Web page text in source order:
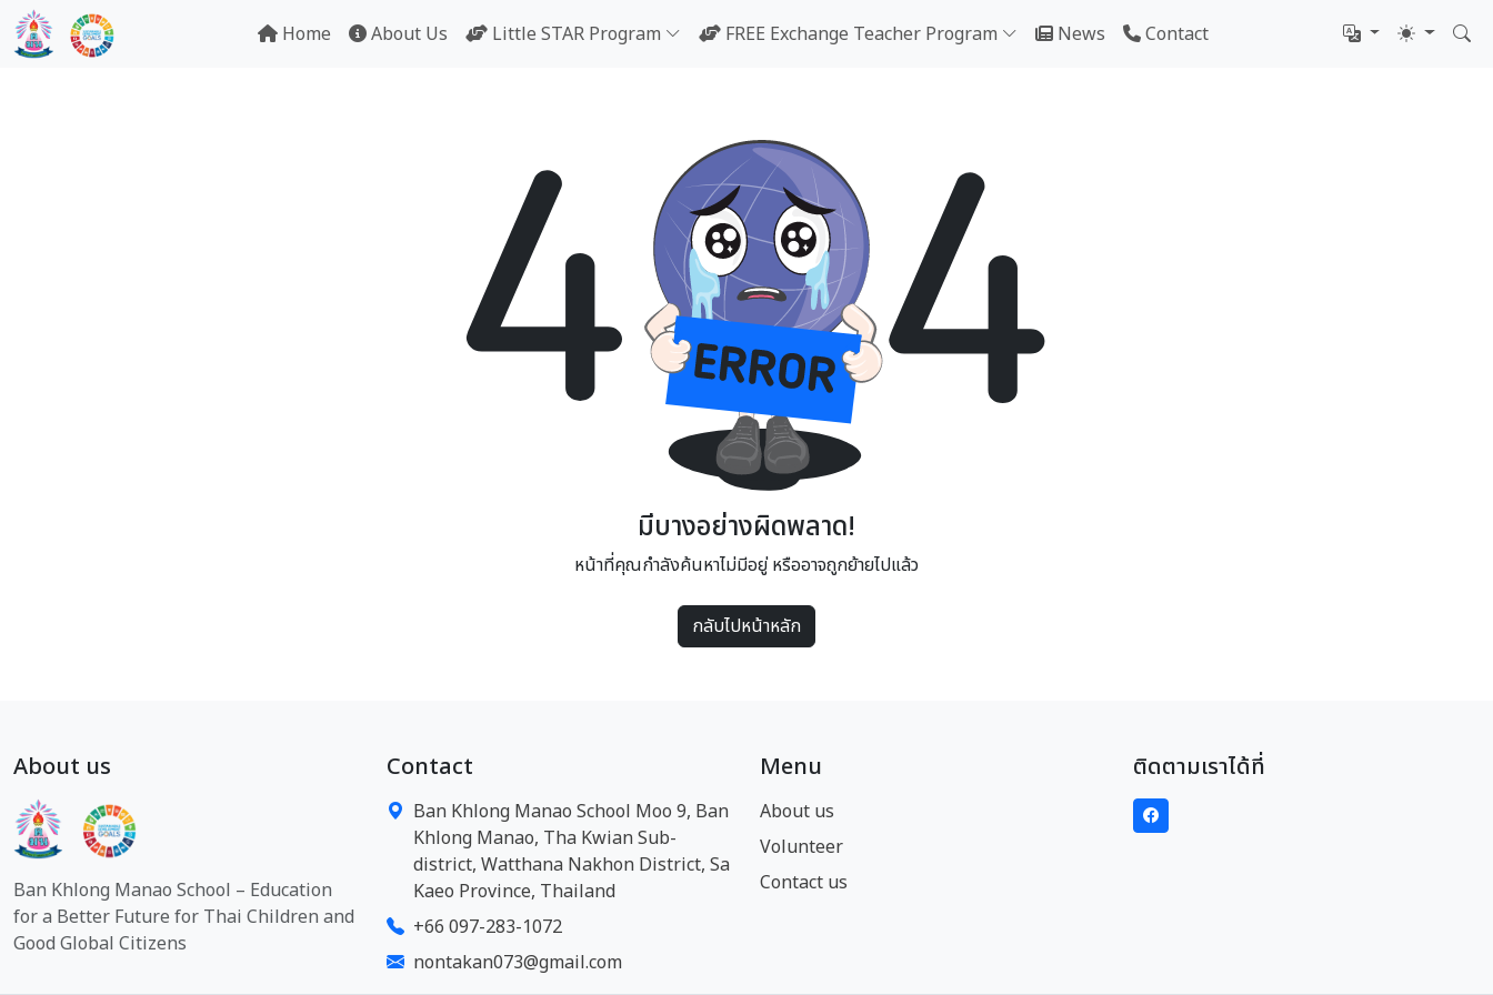
Home About Us Little STAR Program FREE Exchange Teacher Program News Contact
มีบางอย่างผิดพลาด!
หน้าที่คุณกำลังค้นหาไม่มีอยู่ หรืออาจถูกย้ายไปแล้ว
กลับไปหน้าหลัก
About us
Ban Khlong Manao School – Education
for a Better Future for Thai Children and
Good Global Citizens
Contact
Ban Khlong Manao School Moo 9, Ban
Khlong Manao, Tha Kwian Sub-
district, Watthana Nakhon District, Sa
Kaeo Province, Thailand
+66 097-283-1072
nontakan073@gmail.com
Menu
About us
Volunteer
Contact us
ติดตามเราได้ที่